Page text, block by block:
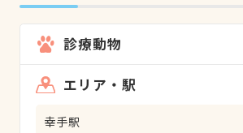
診療動物
エリア・駅
幸手駅